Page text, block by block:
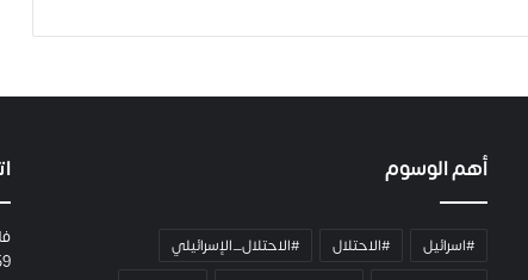
أهم الوسوم
#اسرائيل #الاحتلال
#الاحتلال_الإسرائيلي